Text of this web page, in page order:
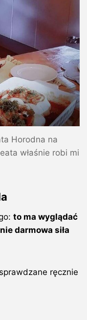
Horodna na
właśnie robi mi
to ma wyglądać
darmowa siła
ręcznie